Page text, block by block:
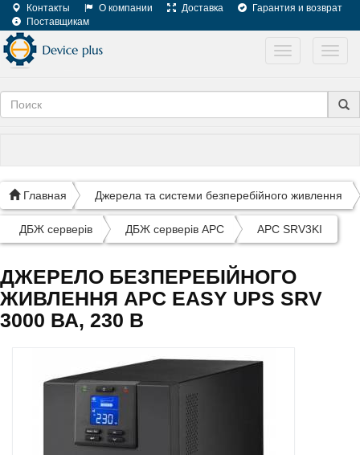
Контакты О компании Доставка
Гарантия и возврат
Поставщикам
Toggle
Главная Джерела та системи безперебійного живлення
ДБЖ серверів ДБЖ серверів APC APC SRV3KI
ДЖЕРЕЛО БЕЗПЕРЕБІЙНОГО
ЖИВЛЕННЯ APC EASY UPS SRV
3000 ВА, 230 В